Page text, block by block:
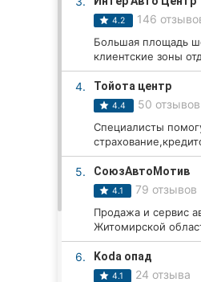
Все города:
Житомир
Тернополь
Хмельницкий
4.2 146
Большая площадь
клиентские зоны
4. Тойота центр
4.4 50 отзывов
Специалисты
5. СоюзАвтоМотив
4.1 79 отзывов
Продажа и сервис
Житомирской
6. Koda опад
4.1 24 отзыва